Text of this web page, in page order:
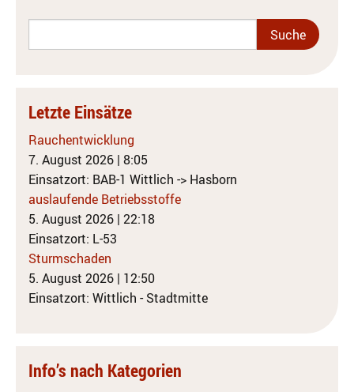
Letzte Einsätze
Rauchentwicklung
7. August 2026 | 8:05
Einsatzort: BAB-1 Wittlich -> Hasborn
auslaufende Betriebsstoffe
5. August 2026 | 22:18
Einsatzort: L-53
Sturmschaden
5. August 2026 | 12:50
Einsatzort: Wittlich - Stadtmitte
Info’s nach Kategorien